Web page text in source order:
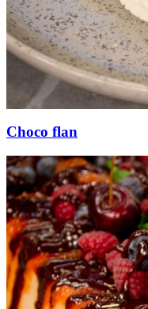
Choco flan